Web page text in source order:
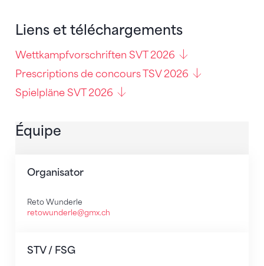
Liens et téléchargements
Wettkampfvorschriften SVT 2026
Prescriptions de concours TSV 2026
Spielpläne SVT 2026
Équipe
Organisator
Reto Wunderle
retowunderle@gmx.ch
STV / FSG